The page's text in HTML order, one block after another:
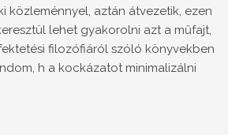
közleménnyel, aztán átvezetik, ezen
lehet gyakorolni azt a műfajt,
filozófiáról szóló könyvekben
h a kockázatot minimalizálni